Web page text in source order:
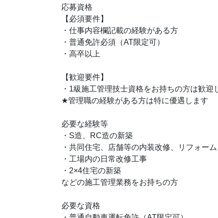
応募資格
【必須要件】
・仕事内容欄記載の経験がある方
・普通免許必須（AT限定可）
・高卒以上
【歓迎要件】
・1級施工管理技士資格をお持ちの方は歓迎
★管理職の経験がある方は特に優遇します
必要な経験等
・S造、RC造の新築
・共同住宅、店舗等の内装改修、リフォーム
・工場内の日常改修工事
・2×4住宅の新築
などの施工管理業務をお持ちの方
必要な資格